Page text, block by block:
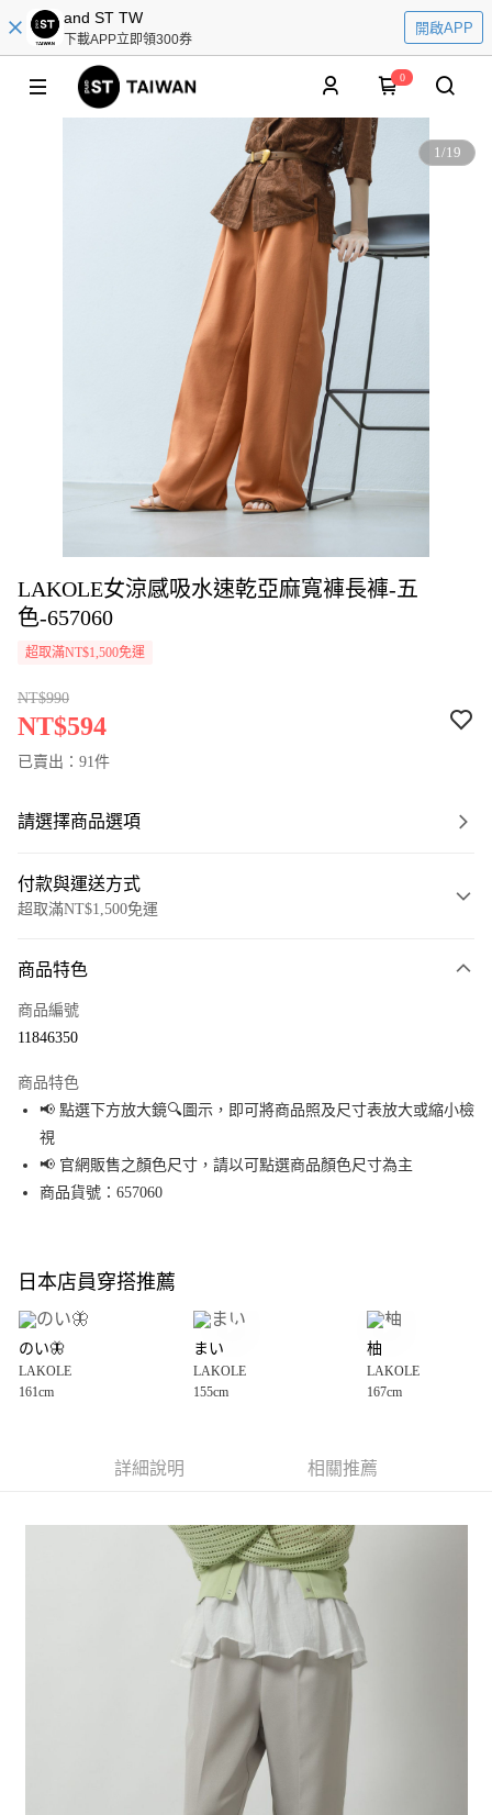
and ST TW
下載APP立即領300券
開啟APP
0
1/19
LAKOLE女涼感吸水速乾亞麻寬褲長褲-五
色-657060
超取滿NT$1,500免運
NT$990
NT$594
已賣出：91件
請選擇商品選項
付款與運送方式
超取滿NT$1,500免運
信用卡一次付款
Apple Pay
街口支付
悠遊付
全盈+PAY
大哥付你分期
【大哥付你分期使用說明】
1.本服務由台灣大哥大提供，台灣大哥大用戶可立即使用無須另外申請。
2.付款方式選擇「大哥付你分期」，訂單成立後會自動跳轉到大哥付的交易
3.實際核准額度、可分期數及費用金額請依後續交易確認頁面所載為準。
4.訂單成立30分鐘內，如未前往確認交易或遇審核未通過，訂單將自動取
1.分期款項不併入電信帳單，「大哥付你分期」於每月結算日後寄送繳費提
2.透過簡訊連結打開帳單後，可選擇「超商條碼／台灣大直營門市／銀行轉
帳／街口支付／iPASS MONEY」等通路繳費。
1.本服務係由「台灣大哥大股份有限公司」（以下簡稱本公司）所提供，讓
買賣價金債權讓與本公司後，依約使用本公司帳單繳交帳款。
2.基於同意付款使用「大哥付你分期」之契約關係目的，商店將以您的個人
資料（包含姓名、電話或地址）提供予台灣大哥大進項蒐集、處理及利用，
由本公司與您本人進行分期帳單所需資料之確認、核對及更正。
3.完整用戶服務條款，請詳閱以下連結：
https://oppay.tw/userRule
AFTEE先享後付
３．安心：先確認商品／服務後，再付款。
【「AFTEE先享後付」結帳流程】
１．於結帳方式選擇「AFTEE先享後付」後，將跳轉至「AFTEE先享後付」
結帳頁面，進行簡訊認證並確認金額後，即可完成結帳。
２．訂單成立數日內，您將收到繳費通知簡訊。
３．收到繳費通知簡訊後14天內，點擊此簡訊中的連結，可透過四大超商／
ATM／網路銀行／等多元方式進行付款，方視為交易完成。
購買商品的店家。未經商家同意取消之訂單仍視為有效，需透過AFTEE先享
※ 交易是否成功請以「AFTEE先享後付 」之結帳頁面顯示為準，若有關於
是否繳費成功／繳費後需取消欲退款等相關疑問，請聯繫「AFTEE先享後付
https://netprotections.freshdesk.com/support/home
每筆NT$80，滿NT$1,500(含以上)免運費
每筆NT$80，滿NT$1,500(含以上)免運費
每筆NT$80，滿NT$1,500(含以上)免運費
每筆NT$80，滿NT$1,500(含以上)免運費
每筆NT$80，滿NT$1,500(含以上)免運費
商品特色
商品編號
11846350
商品特色
📢 點選下方放大鏡🔍圖示，即可將商品照及尺寸表放大或縮小檢
視
📢 官網販售之顏色尺寸，請以可點選商品顏色尺寸為主
商品貨號：657060
日本店員穿搭推薦
のい🦋
LAKOLE
161cm
まい
LAKOLE
155cm
柚
LAKOLE
167cm
詳細說明 相關推薦